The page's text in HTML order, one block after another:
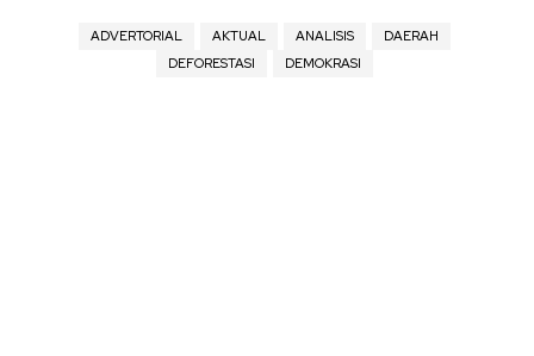
ADVERTORIAL AKTUAL ANALISIS
DAERAH
DEFORESTASI
DEMOKRASI